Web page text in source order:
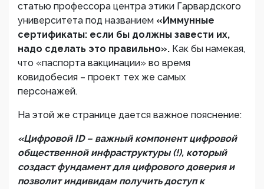
статью профессора центра этики Гарвардского
университета под названием «Иммунные
сертификаты: если бы должны завести их,
надо сделать это правильно». Как бы намекая,
что «паспорта вакцинации» во время
ковидобесия – проект тех же самых
персонажей.
На этой же странице дается важное пояснение:
«Цифровой ID – важный компонент цифровой
общественной инфраструктуры (!), который
создаст фундамент для цифрового доверия и
позволит индивидам получить доступ к